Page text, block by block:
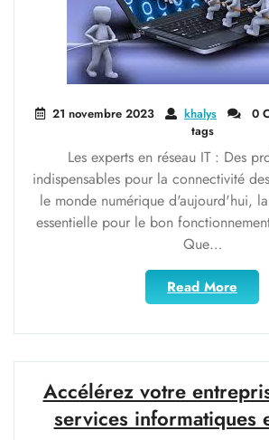
21 novembre 2023 khalys 0
tags
Les experts en réseau IT : Des
indispensables pour la connectivité
le monde numérique d'aujourd'hui,
essentielle pour le bon
Que…
Read More
Pilier
de
la
Accélérez votre
services informatiques